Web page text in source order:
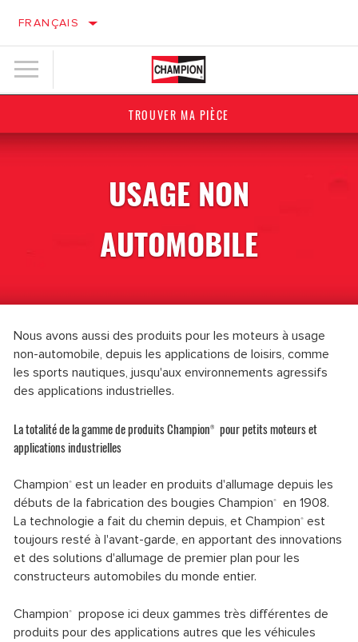
FRANÇAIS
TROUVER MA PIÈCE
USAGE NON
AUTOMOBILE
Nous avons aussi des produits pour les moteurs à usage
non-automobile, depuis les applications de loisirs, comme
les sports nautiques, jusqu'aux environnements agressifs
des applications industrielles.
La totalité de la gamme de produits Champion®
pour petits moteurs et
applications industrielles
Champion® est un leader en produits d'allumage depuis les
débuts de la fabrication des bougies Champion®
en 1908.
La technologie a fait du chemin depuis, et Champion® est
toujours resté à l'avant-garde, en apportant des innovations
et des solutions d'allumage de premier plan pour les
constructeurs automobiles du monde entier.
Champion®
propose ici deux gammes très différentes de
produits pour des applications autres que les véhicules